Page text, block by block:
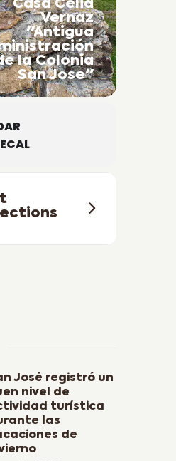
Casa Celia
Vernaz
"Antigua
la Colonia
San Jose"
José registró un
nivel de
turística
las
de